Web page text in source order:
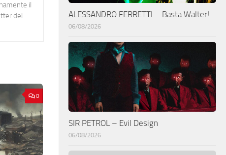
il
del
0
ALESSANDRO FERRETTI – Basta Walter!
06/08/2026
SIR PETROL – Evil Design
06/08/2026